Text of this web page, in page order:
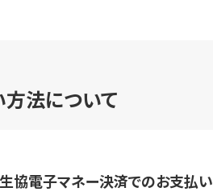
法について
協電子マネー決済でのお支払い